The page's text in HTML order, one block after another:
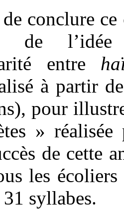
conclure
de
entre
à partir
pour
»
de cette
les
31 syllabes.